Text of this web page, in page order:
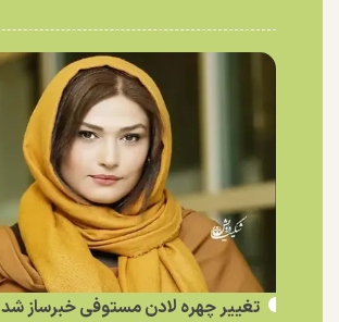
تغییر چهره لادن مستوفی خبرساز شد